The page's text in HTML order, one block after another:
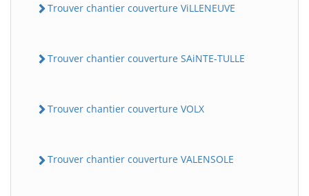
Trouver chantier couverture ViLLENEUVE
Trouver chantier couverture SAiNTE-TULLE
Trouver chantier couverture VOLX
Trouver chantier couverture VALENSOLE